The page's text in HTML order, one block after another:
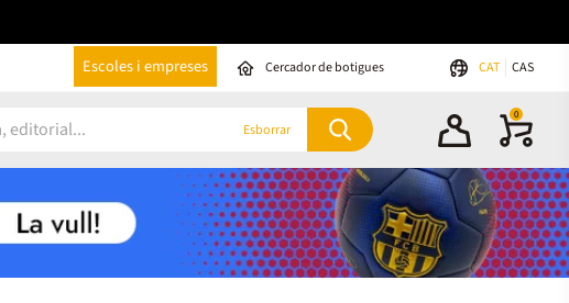
Escoles i empreses Cercador de botigues CAT CAS
Esborrar
0